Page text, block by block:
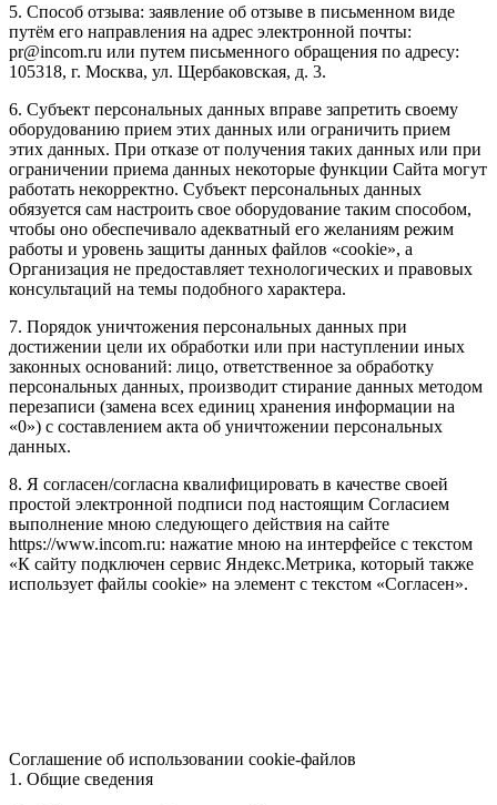
5. Способ отзыва: заявление об отзыве в письменном виде
путём его направления на адрес электронной почты:
pr@incom.ru или путем письменного обращения по адресу:
105318, г. Москва, ул. Щербаковская, д. 3.
6. Субъект персональных данных вправе запретить своему
оборудованию прием этих данных или ограничить прием
этих данных. При отказе от получения таких данных или при
ограничении приема данных некоторые функции Сайта могут
работать некорректно. Субъект персональных данных
обязуется сам настроить свое оборудование таким способом,
чтобы оно обеспечивало адекватный его желаниям режим
работы и уровень защиты данных файлов «cookie», а
Организация не предоставляет технологических и правовых
консультаций на темы подобного характера.
7. Порядок уничтожения персональных данных при
достижении цели их обработки или при наступлении иных
законных оснований: лицо, ответственное за обработку
персональных данных, производит стирание данных методом
перезаписи (замена всех единиц хранения информации на
«0») с составлением акта об уничтожении персональных
данных.
8. Я согласен/согласна квалифицировать в качестве своей
простой электронной подписи под настоящим Согласием
выполнение мною следующего действия на сайте
https://www.incom.ru: нажатие мною на интерфейсе с текстом
«К сайту подключен сервис Яндекс.Метрика, который также
использует файлы cookie» на элемент с текстом «Согласен».
Соглашение об использовании cookie-файлов
1. Общие сведения